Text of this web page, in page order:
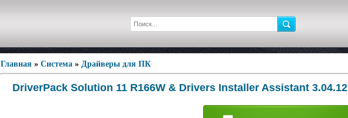
Главная » Система » Драйверы для ПК
DriverPack Solution 11 R166W & Drivers Installer Assistant 3.04.12